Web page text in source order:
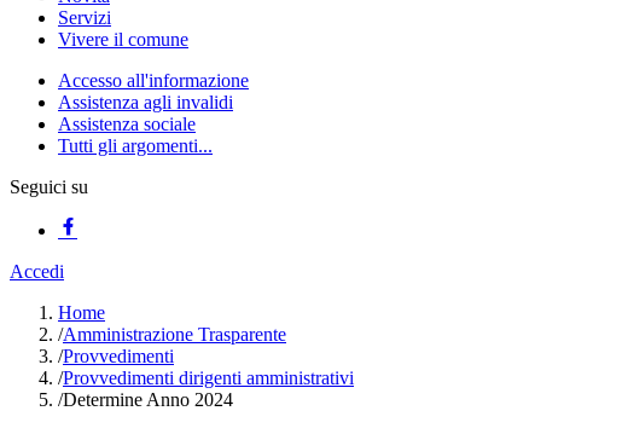
Servizi
Vivere il comune
Accesso all'informazione
Assistenza agli invalidi
Assistenza sociale
Tutti gli argomenti...
Seguici su
Accedi
Home
/Amministrazione Trasparente
/Provvedimenti
/Provvedimenti dirigenti amministrativi
/Determine Anno 2024